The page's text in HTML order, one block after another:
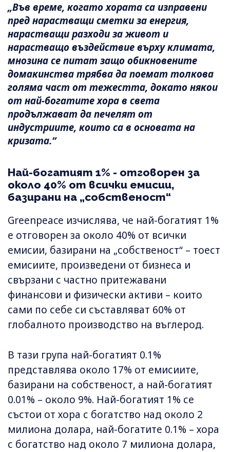
„Във време, когато хората са изправени
пред нарастващи сметки за енергия,
нарастващи разходи за живот и
нарастващо въздействие върху климата,
мнозина се питат защо обикновените
домакинства трябва да поемат толкова
голяма част от тежестта, докато някои
от най-богатите хора в света
продължават да печелят от
индустриите, които са в основата на
кризата.“
Най-богатият 1% - отговорен за
около 40% от всички емисии,
базирани на „собственост“
Greenpeace изчислява, че най-богатият 1%
е отговорен за около 40% от всички
емисии, базирани на „собственост“ – тоест
емисиите, произведени от бизнеса и
свързани с частно притежавани
финансови и физически активи – които
сами по себе си съставляват 60% от
глобалното производство на въглерод.
В тази група най-богатият 0.1%
представлява около 17% от емисиите,
базирани на собственост, а най-богатият
0.01% – около 9%. Най-богатият 1% се
състои от хора с богатство над около 2
милиона долара, най-богатите 0.1% – хора
с богатство над около 7 милиона долара,